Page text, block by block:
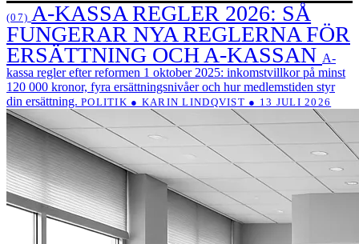
(07) A-KASSA REGLER 2026: SÅ
FUNGERAR NYA REGLERNA FÖR
ERSÄTTNING OCH A-KASSAN A-
kassa regler efter reformen 1 oktober 2025: inkomstvillkor på minst
120 000 kronor, fyra ersättningsnivåer och hur medlemstiden styr
din ersättning. POLITIK ● KARIN LINDQVIST ● 13 JULI 2026